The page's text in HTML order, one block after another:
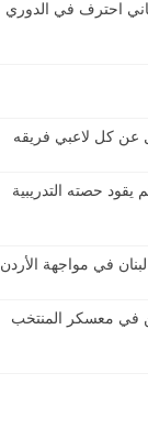
احترف في الدوري
عن كل لاعبي فريقه
يقود حصته التدريبية
في مواجهة الأردن
في معسكر المنتخب